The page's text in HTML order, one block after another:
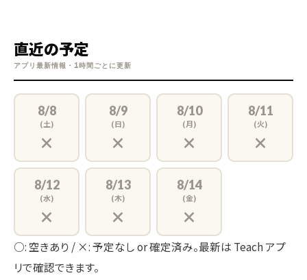
直近の予定
アプリ最新情報・1時間ごとに更新
8/8
(土)
×
8/9
(日)
×
8/10
(月)
×
8/11
(火)
×
8/12
(水)
×
8/13
(木)
×
8/14
(金)
×
○: 空きあり / ×: 予定なし or 確定済み。最新は Teach アプ
リで確認できます。